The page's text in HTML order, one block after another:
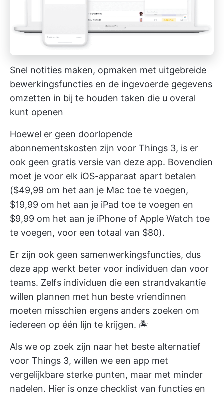
Snel notities maken, opmaken met uitgebreide
bewerkingsfuncties en de ingevoerde gegevens
omzetten in bij te houden taken die u overal
kunt openen
Hoewel er geen doorlopende
abonnementskosten zijn voor Things 3, is er
ook geen gratis versie van deze app. Bovendien
moet je voor elk iOS-apparaat apart betalen
($49,99 om het aan je Mac toe te voegen,
$19,99 om het aan je iPad toe te voegen en
$9,99 om het aan je iPhone of Apple Watch toe
te voegen, voor een totaal van $80).
Er zijn ook geen samenwerkingsfuncties, dus
deze app werkt beter voor individuen dan voor
teams. Zelfs individuen die een strandvakantie
willen plannen met hun beste vriendinnen
moeten misschien ergens anders zoeken om
iedereen op één lijn te krijgen. 🏝️
Als we op zoek zijn naar het beste alternatief
voor Things 3, willen we een app met
vergelijkbare sterke punten, maar met minder
nadelen. Hier is onze checklist van functies en